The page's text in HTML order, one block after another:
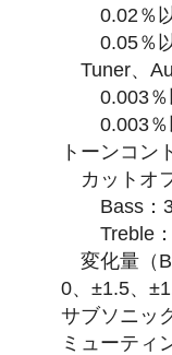
0.02％以
0.05％以
Tuner、
0.003％以
0.003％以
トーンコン
カットオ
Bass：
Treble：
変化量（
0、±1.5、
サブソニッ
ミューティ